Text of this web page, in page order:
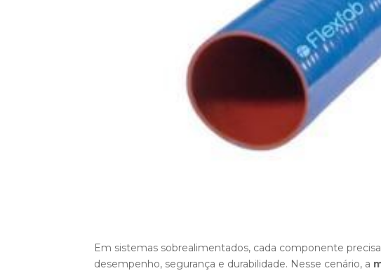
Em sistemas sobrealimentados, cada componente
desempenho, segurança e durabilidade. Nesse cenário, a